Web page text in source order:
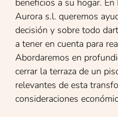
beneficios a su hogar.
Aurora s.l. queremos
decisión y sobre todo
a tener en cuenta para
Abordaremos en
cerrar la terraza de un
relevantes de esta
consideraciones